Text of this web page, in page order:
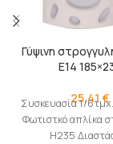
Γύψινη
Ε14
25,41€
Συσκευασία 1/
Φωτιστκό απλίκα
Η235